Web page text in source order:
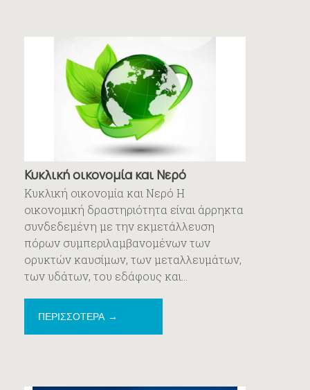
Κυκλική οικονομία και Νερό
Κυκλική οικονομία και Νερό Η
οικονομική δραστηριότητα είναι άρρηκτα
συνδεδεμένη με την εκμετάλλευση
πόρων συμπεριλαμβανομένων των
ορυκτών καυσίμων, των μεταλλευμάτων,
των υδάτων, του εδάφους και...
ΠΕΡΙΣΣΟΤΕΡΑ